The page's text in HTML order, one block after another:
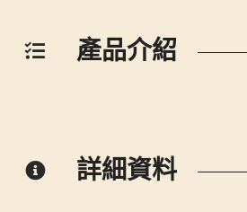
產品介紹
詳細資料